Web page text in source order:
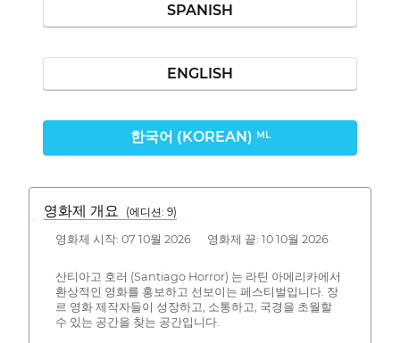
SPANISH
ENGLISH
한국어 (KOREAN) ML
영화제 개요 (에디션: 9)
영화제 시작: 07 10월 2026 영화제 끝: 10 10월 2026
산티아고 호러 (Santiago Horror) 는 라틴 아메리카에서
환상적인 영화를 홍보하고 선보이는 페스티벌입니다. 장
르 영화 제작자들이 성장하고, 소통하고, 국경을 초월할
수 있는 공간을 찾는 공간입니다.